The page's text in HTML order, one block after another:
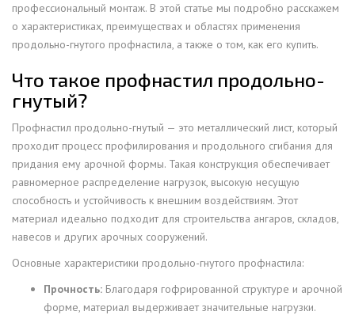
профессиональный монтаж. В этой статье мы подробно расскажем
о характеристиках, преимуществах и областях применения
продольно-гнутого профнастила, а также о том, как его купить.
Что такое профнастил продольно-
гнутый?
Профнастил продольно-гнутый — это металлический лист, который
проходит процесс профилирования и продольного сгибания для
придания ему арочной формы. Такая конструкция обеспечивает
равномерное распределение нагрузок, высокую несущую
способность и устойчивость к внешним воздействиям. Этот
материал идеально подходит для строительства ангаров, складов,
навесов и других арочных сооружений.
Основные характеристики продольно-гнутого профнастила:
Прочность: Благодаря гофрированной структуре и арочной
форме, материал выдерживает значительные нагрузки.